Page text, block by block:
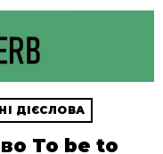
ДІЄСЛОВА
To be to